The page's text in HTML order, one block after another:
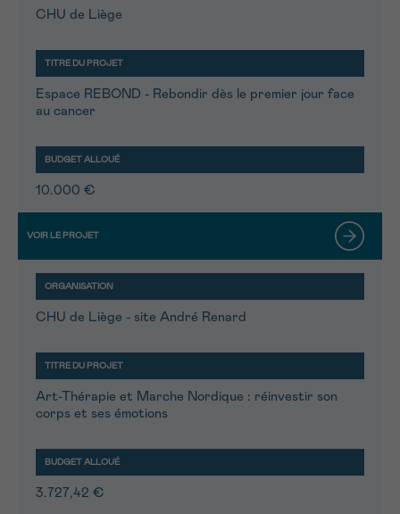
CHU de Liège
Espace REBOND - Rebondir dès le premier jour face
au cancer
10.000 €
CHU de Liège - site André Renard
Art-Thérapie et Marche Nordique : réinvestir son
corps et ses émotions
3.727,42 €